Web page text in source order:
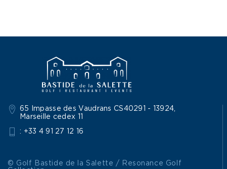
65 Impasse des Vaudrans CS40291 - 13924,
Marseille cedex 11
: +33 4 91 27 12 16
© Golf Bastide de la Salette / Resonance Golf